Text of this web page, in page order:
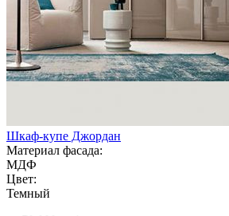
Шкаф-купе Джордан
Материал фасада:
МДФ
Цвет:
Темный